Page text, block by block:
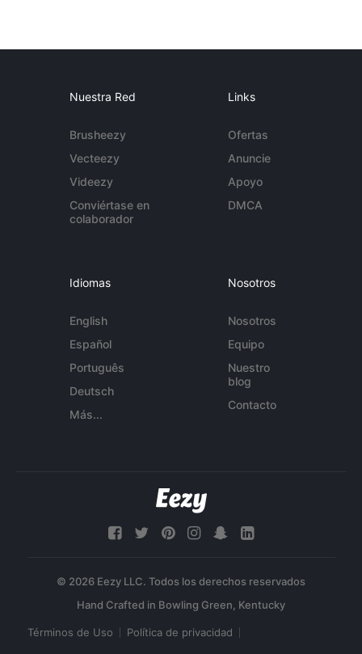
Nuestra Red
Brusheezy
Vecteezy
Videezy
Conviértase en
colaborador
Links
Ofertas
Anuncie
Apoyo
DMCA
Idiomas
English
Español
Português
Deutsch
Más...
Nosotros
Nosotros
Equipo
Nuestro
blog
Contacto
© 2026 Eezy LLC. Todos los derechos reservados
Términos de Uso Política de privacidad